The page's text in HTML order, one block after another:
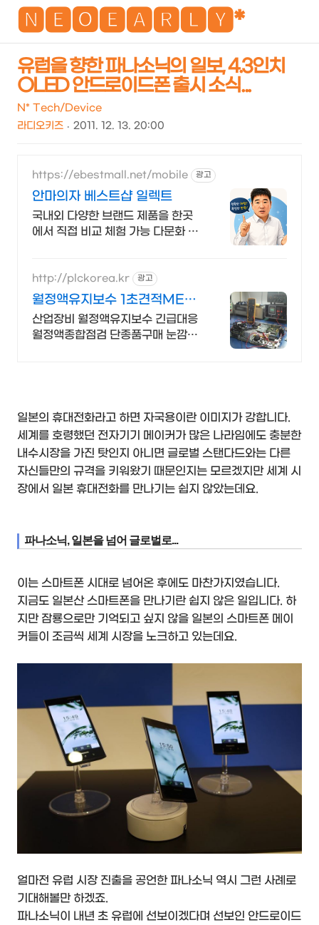
🅽🅴🅾🅴🅰🆁🅻🆈*
유럽을 향한 파나소닉의 일보, 4.3인치
OLED 안드로이드폰 출시 소식...
N* Tech/Device
라디오키즈
2011. 12. 13. 20:00
https://ebestmall.net/mobile 광고
안마의자 베스트샵 일렉트
국내외 다양한 브랜드 제품을 한곳
에서 직접 비교 체험 가능 다문화 장
http://plckorea.kr 광고
월정액유지보수 1초견적MET
산업자동화 장비판매수리보수
산업장비 월정액유지보수 긴급대응
월정액종합점검 단종품구매 눈깜짝
일본의 휴대전화라고 하면 자국용이란 이미지가 강합니다.
세계를 호령했던 전자기기 메이커가 많은 나라임에도 충분한
내수시장을 가진 탓인지 아니면 글로벌 스탠다드와는 다른
자신들만의 규격을 키워왔기 때문인지는 모르겠지만 세계 시
장에서 일본 휴대전화를 만나기는 쉽지 않았는데요.
파나소닉, 일본을 넘어 글로벌로...
이는 스마트폰 시대로 넘어온 후에도 마찬가지였습니다.
지금도 일본산 스마트폰을 만나기란 쉽지 않은 일입니다. 하
지만 잠룡으로만 기억되고 싶지 않을 일본의 스마트폰 메이
커들이 조금씩 세계 시장을 노크하고 있는데요.
얼마전 유럽 시장 진출을 공언한 파나소닉 역시 그런 사례로
기대해볼만 하겠죠.
파나소닉이 내년 초 유럽에 선보이겠다며 선보인 안드로이드